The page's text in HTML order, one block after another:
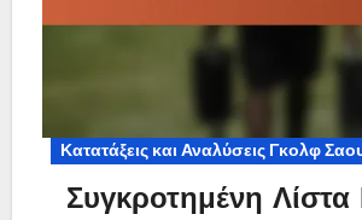
Κατατάξεις και Αναλύσεις Γκολφ
Συγκροτημένη Λίστα